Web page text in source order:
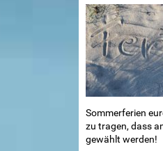
Sommerferien
zu tragen, dass
gewählt werden!